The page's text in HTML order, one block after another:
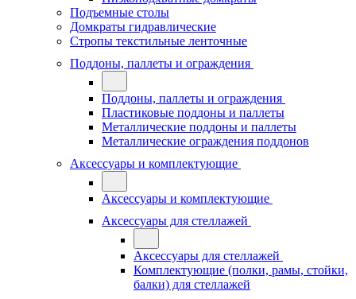
Подъемные столы
Домкраты гидравлические
Стропы текстильные ленточные
Поддоны, паллеты и ограждения
Поддоны, паллеты и ограждения
Пластиковые поддоны и паллеты
Металлические поддоны и паллеты
Металлические ограждения поддонов
Аксессуары и комплектующие
Аксессуары и комплектующие
Аксессуары для стеллажей
Аксессуары для стеллажей
Комплектующие (полки, рамы, стойки,
балки) для стеллажей